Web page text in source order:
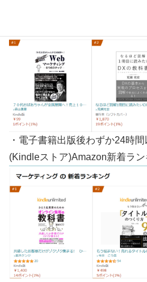
・電子書籍出版後わずか24時
(Kindleストア)Amazon新着ラ